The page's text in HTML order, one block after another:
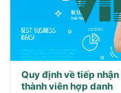
Quy định về tiếp
thành viên hợp danh